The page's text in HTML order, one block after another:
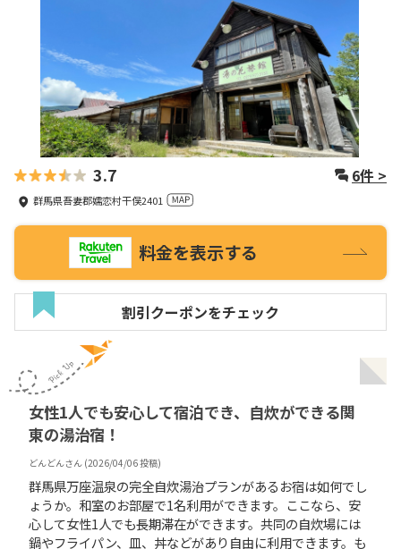
3.7 6件 >
群馬県吾妻郡嬬恋村干俣2401
料金を表示する
割引クーポンをチェック
女性1人でも安心して宿泊でき、自炊ができる関
東の湯治宿！
どんどんさん (2026/04/06投稿)
群馬県万座温泉の完全自炊湯治プランがあるお宿は如何でし
ょうか。和室のお部屋で1名利用ができます。ここなら、安
心して女性1人でも長期滞在ができます。共同の自炊場には
鍋やフライパン、皿、丼などがあり自由に利用できます。も